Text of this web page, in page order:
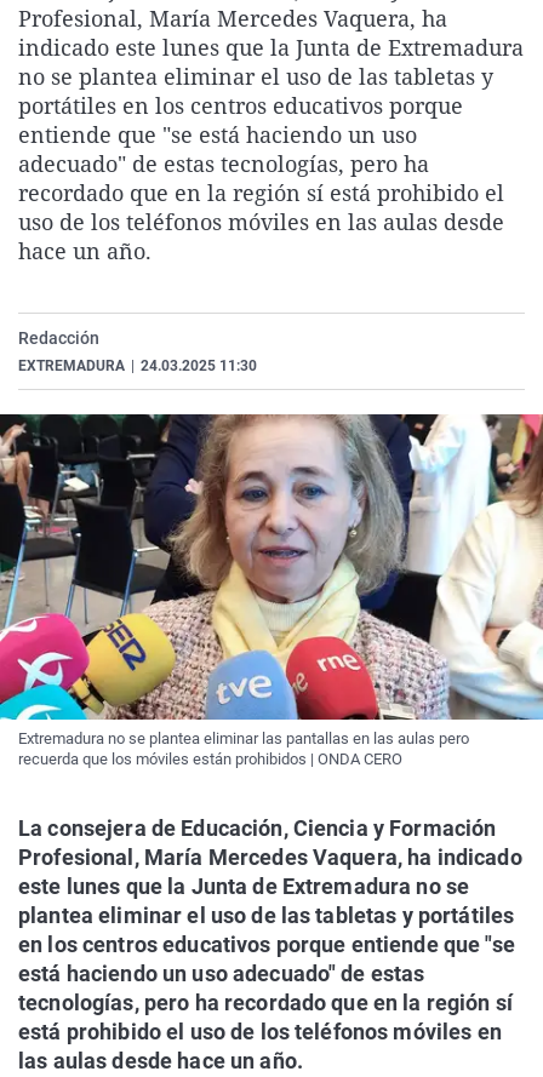
La rosa de los vientos
Gente viajera
Como el perro y el
Caso
Retornados
Equipo de
Operación Viuda
Extremadura
Galicia
La Rioja
Navarra
País Vasco
Virales
Televisión
Elecciones
Profesional, María Mercedes Vaquera, ha
indicado este lunes que la Junta de Extremadura
no se plantea eliminar el uso de las tabletas y
portátiles en los centros educativos porque
entiende que "se está haciendo un uso
adecuado" de estas tecnologías, pero ha
recordado que en la región sí está prohibido el
uso de los teléfonos móviles en las aulas desde
hace un año.
Redacción
EXTREMADURA 24.03.2025 11:30
Extremadura no se plantea eliminar las pantallas en las aulas pero
recuerda que los móviles están prohibidos | ONDA CERO
La consejera de Educación, Ciencia y Formación
Profesional, María Mercedes Vaquera, ha indicado
este lunes que la Junta de Extremadura no se
plantea eliminar el uso de las tabletas y portátiles
en los centros educativos porque entiende que "se
está haciendo un uso adecuado" de estas
tecnologías, pero ha recordado que en la región sí
está prohibido el uso de los teléfonos móviles en
las aulas desde hace un año.